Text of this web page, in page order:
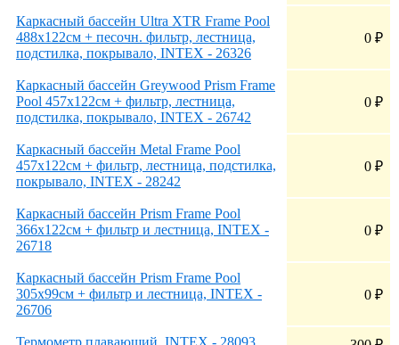
Каркасный бассейн Ultra XTR Frame Pool
488х122см + песочн. фильтр, лестница,
подстилка, покрывало, INTEX - 26326
0 ₽
Каркасный бассейн Greywood Prism Frame
Pool 457х122см + фильтр, лестница,
подстилка, покрывало, INTEX - 26742
0 ₽
Каркасный бассейн Metal Frame Pool
457х122см + фильтр, лестница, подстилка,
покрывало, INTEX - 28242
0 ₽
Каркасный бассейн Prism Frame Pool
366х122см + фильтр и лестница, INTEX -
26718
0 ₽
Каркасный бассейн Prism Frame Pool
305х99см + фильтр и лестница, INTEX -
26706
0 ₽